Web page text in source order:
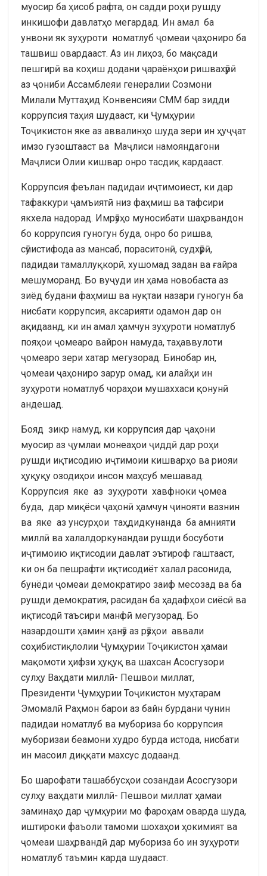
муосир ба ҳисоб рафта, он садди роҳи рушду
инкишофи давлатҳо мегардад. Ин амал ба
унвони як зуҳуроти номатлуб ҷомеаи ҷаҳониро ба
ташвиш овардааст. Аз ин лиҳоз, бо мақсади
пешгирӣ ва коҳиш додани ҷараёнҳои ришвахӯрӣ
аз ҷониби Ассамблеяи генералии Созмони
Милали Муттаҳид Конвенсияи СММ бар зидди
коррупсия таҳия шудааст, ки Ҷумҳурии
Тоҷикистон яке аз аввалинҳо шуда зери ин ҳуҷҷат
имзо гузоштааст ва Маҷлиси намояндагони
Маҷлиси Олии кишвар онро тасдиқ кардааст.
Коррупсия феълан падидаи иҷтимоиест, ки дар
тафаккури ҷамъиятӣ низ фаҳмиш ва тафсири
якхела надорад. Имрӯзҳо муносибати шаҳрвандон
бо коррупсия гуногун буда, онро бо ришва,
сӯиистифода аз мансаб, пораситонӣ, судхӯрӣ,
падидаи тамаллуқкорӣ, хушомад задан ва ғайра
мешуморанд. Бо вуҷуди ин ҳама новобаста аз
зиёд будани фаҳмиш ва нуқтаи назари гуногун ба
нисбати коррупсия, аксарияти одамон дар он
ақидаанд, ки ин амал ҳамчун зуҳуроти номатлуб
пояҳои ҷомеаро вайрон намуда, таҳаввулоти
ҷомеаро зери хатар мегузорад. Бинобар ин,
ҷомеаи ҷаҳониро зарур омад, ки алайҳи ин
зуҳуроти номатлуб чораҳои мушаххаси қонунӣ
андешад.
Бояд зикр намуд, ки коррупсия дар ҷаҳони
муосир аз ҷумлаи монеаҳои ҷиддӣ дар роҳи
рушди иқтисодию иҷтимоии кишварҳо ва риояи
ҳуқуқу озодиҳои инсон маҳсуб мешавад.
Коррупсия яке аз зуҳуроти хавфноки ҷомеа
буда, дар миқёси ҷаҳонӣ ҳамчун ҷинояти вазнин
ва яке аз унсурҳои таҳдидкунанда ба амнияти
миллӣ ва халалдоркунандаи рушди босуботи
иҷтимоию иқтисодии давлат эътироф гаштааст,
ки он ба пешрафти иқтисодиёт халал расонида,
бунёди ҷомеаи демократиро заиф месозад ва ба
рушди демократия, расидан ба ҳадафҳои сиёсӣ ва
иқтисодӣ таъсири манфӣ мегузорад. Бо
назардошти ҳамин ҳанӯз аз рӯзҳои аввали
соҳибистиқлолии Ҷумҳурии Тоҷикистон ҳамаи
мақомоти ҳифзи ҳуқуқ ва шахсан Асосгузори
сулҳу Ваҳдати миллӣ- Пешвои миллат,
Президенти Ҷумҳурии Тоҷикистон муҳтарам
Эмомалӣ Раҳмон барои аз байн бурдани чунин
падидаи номатлуб ва мубориза бо коррупсия
муборизаи беамони худро бурда истода, нисбати
ин масоил диққати махсус додаанд.
Бо шарофати ташаббусҳои созандаи Асосгузори
сулҳу ваҳдати миллӣ- Пешвои миллат ҳамаи
заминаҳо дар ҷумҳурии мо фароҳам оварда шуда,
иштироки фаъоли тамоми шохаҳои ҳокимият ва
ҷомеаи шаҳрвандӣ дар мубориза бо ин зуҳуроти
номатлуб таъмин карда шудааст.